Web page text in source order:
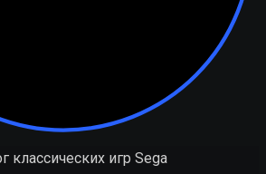
классических игр Sega